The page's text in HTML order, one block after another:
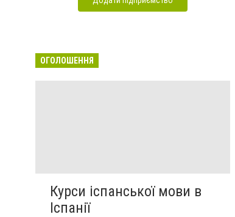
ОГОЛОШЕННЯ
Курси іспанської мови в
Іспанії